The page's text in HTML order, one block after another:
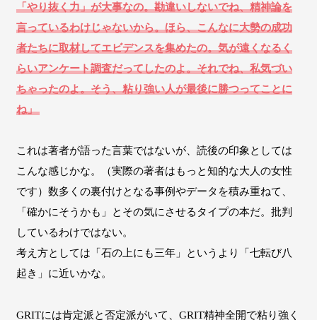
「やり抜く力」が大事なの。勘違いしないでね、精神論を
言っているわけじゃないから。ほら、こんなに大勢の成功
者たちに取材してエビデンスを集めたの。気が遠くなるく
らいアンケート調査だってしたのよ。それでね、私気づい
ちゃったのよ。そう、粘り強い人が最後に勝つってことに
ね」
これは著者が語った言葉ではないが、読後の印象としては
こんな感じかな。（実際の著者はもっと知的な大人の女性
です）数多くの裏付けとなる事例やデータを積み重ねて、
「確かにそうかも」とその気にさせるタイプの本だ。批判
しているわけではない。
考え方としては「石の上にも三年」というより「七転び八
起き」に近いかな。
GRITには肯定派と否定派がいて、GRIT精神全開で粘り強く